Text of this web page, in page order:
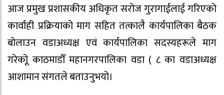
आज प्रमुख प्रशासकीय अधिकृत सरोज गुरागाईलाई गरिएको
कार्वाही प्रक्रियाको माग सहित तत्कालै कार्यपालिका बैठक
बोलाउन वडाअध्यक्ष एवं कार्यपालिका सदस्यहरूले माग
गरेकोू काठमाडौँ महानगरपालिका वडा ( ८ का वडाअध्यक्ष
आशामान संगतले बताउनुभयो।